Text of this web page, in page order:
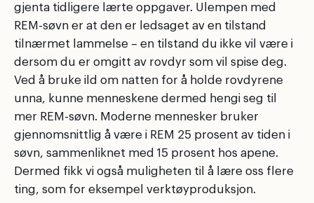
gjenta tidligere lærte oppgaver. Ulempen med
REM-søvn er at den er ledsaget av en tilstand
tilnærmet lammelse – en tilstand du ikke vil være i
dersom du er omgitt av rovdyr som vil spise deg.
Ved å bruke ild om natten for å holde rovdyrene
unna, kunne menneskene dermed hengi seg til
mer REM-søvn. Moderne mennesker bruker
gjennomsnittlig å være i REM 25 prosent av tiden i
søvn, sammenliknet med 15 prosent hos apene.
Dermed fikk vi også muligheten til å lære oss flere
ting, som for eksempel verktøyproduksjon.